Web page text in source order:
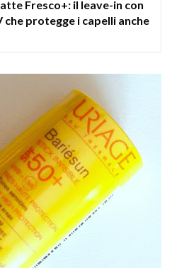
Fresco+: il leave-in con
che protegge i capelli anche